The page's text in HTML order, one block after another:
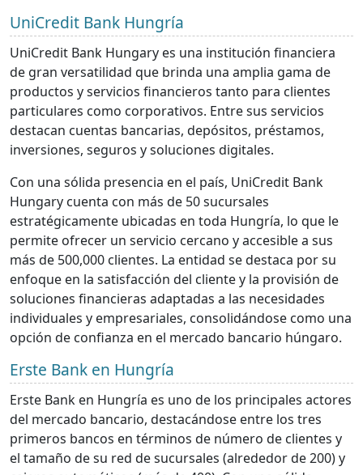
UniCredit Bank Hungría
UniCredit Bank Hungary es una institución financiera
de gran versatilidad que brinda una amplia gama de
productos y servicios financieros tanto para clientes
particulares como corporativos. Entre sus servicios
destacan cuentas bancarias, depósitos, préstamos,
inversiones, seguros y soluciones digitales.
Con una sólida presencia en el país, UniCredit Bank
Hungary cuenta con más de 50 sucursales
estratégicamente ubicadas en toda Hungría, lo que le
permite ofrecer un servicio cercano y accesible a sus
más de 500,000 clientes. La entidad se destaca por su
enfoque en la satisfacción del cliente y la provisión de
soluciones financieras adaptadas a las necesidades
individuales y empresariales, consolidándose como una
opción de confianza en el mercado bancario húngaro.
Erste Bank en Hungría
Erste Bank en Hungría es uno de los principales actores
del mercado bancario, destacándose entre los tres
primeros bancos en términos de número de clientes y
el tamaño de su red de sucursales (alrededor de 200) y